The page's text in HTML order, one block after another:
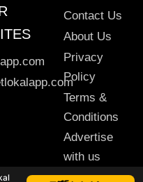
Contact Us
About Us
Privacy
Policy
Terms &
Conditions
Advertise
with us
Sitemap